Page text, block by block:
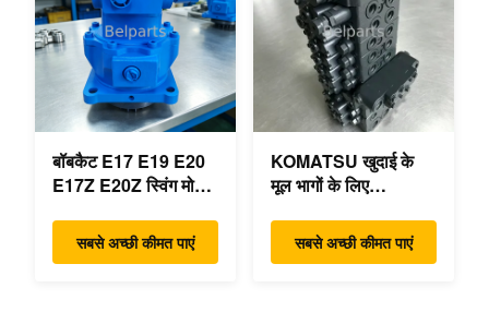
बॉबकैट E17 E19 E20
E17Z E20Z स्विंग मोटर
7024419 मिनी खुदाई के
लिए
सबसे अच्छी कीमत पाएं
KOMATSU खुदाई के
मूल भागों के लिए
नियंत्रण वाल्व 723-18-
18200 723-18-18201
सबसे अच्छी कीमत पाएं